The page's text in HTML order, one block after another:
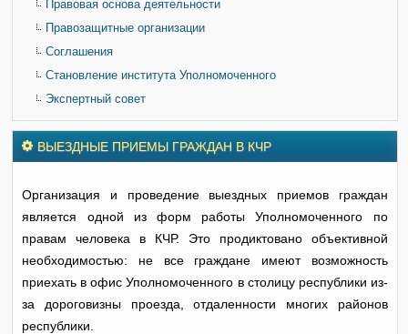
Правовая основа деятельности
Правозащитные организации
Соглашения
Становление института Уполномоченного
Экспертный совет
ВЫЕЗДНЫЕ ПРИЕМЫ ГРАЖДАН В КЧР
Организация и проведение выездных приемов граждан
является одной из форм работы Уполномоченного по
правам человека в КЧР. Это продиктовано объективной
необходимостью: не все граждане имеют возможность
приехать в офис Уполномоченного в столицу республики из-
за дороговизны проезда, отдаленности многих районов
республики.